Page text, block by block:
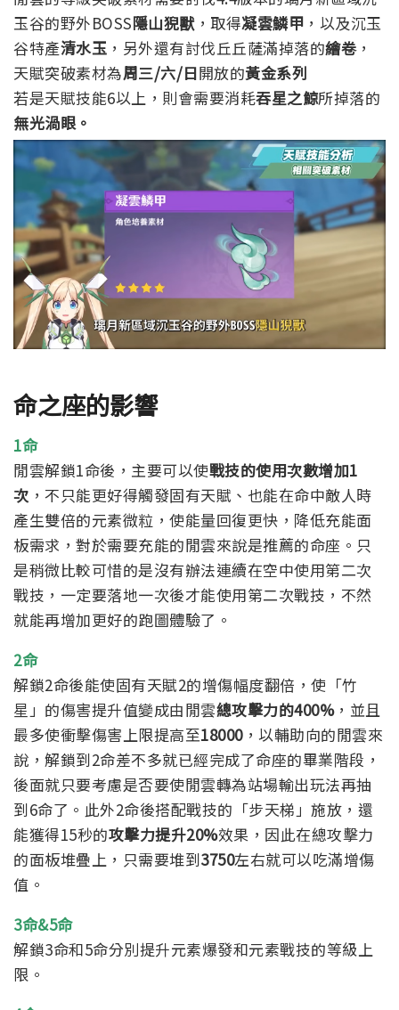
玉谷的野外BOSS隱山猊獸，取得凝雲鱗甲 ，以及沉玉
谷特產清水玉 ， 另外還有討伐丘丘薩滿掉落的繪卷，
天賦突破素材為周三/六/日開放的黃金系列
若是天賦技能6以上，則會需要消耗吞星之鯨所掉落的
無光渦眼。
命之座的影響
1命
閒雲解鎖1命後，主要可以使戰技的使用次數增加1
次 ，不只能更好得觸發固有天賦、也能在命中敵人時
產生雙倍的元素微粒，使能量回復更快，降低充能面
板需求，對於需要充能的閒雲來說是推薦的命座。 只
是稍微比較可惜的是沒有辦法連續在空中使用第二次
戰技，一定要落地一次後才能使用第二次戰技，不然
就能再增加更好的跑圖體驗了。
2命
解鎖2命後能使固有天賦2的增傷幅度翻倍，使「竹
星」的傷害提升值變成由閒雲總攻擊力的400%，並且
最多使衝擊傷害上限提高至18000，以輔助向的閒雲來
說，解鎖到2命差不多就已經完成了命座的畢業階段，
後面就只要考慮是否要使閒雲轉為站場輸出玩法再抽
到6命了。 此外2命後搭配戰技的「步天梯」施放，還
能獲得15秒的攻擊力提升20%效果，因此在總攻擊力
的面板堆疊上，只需要堆到3750左右就可以吃滿增傷
值。
3命&5命
解鎖3命和5命分別提升元素爆發和元素戰技的等級上
限。